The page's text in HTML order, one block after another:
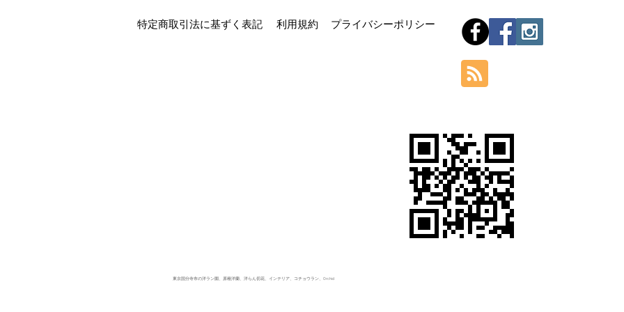
特定商取引法に基ずく表記 利用規約 プライバシーポリシー
東京国分寺市の洋ラン園、原種洋蘭、洋らん切花、インテリア、コチョウラン、Orchid